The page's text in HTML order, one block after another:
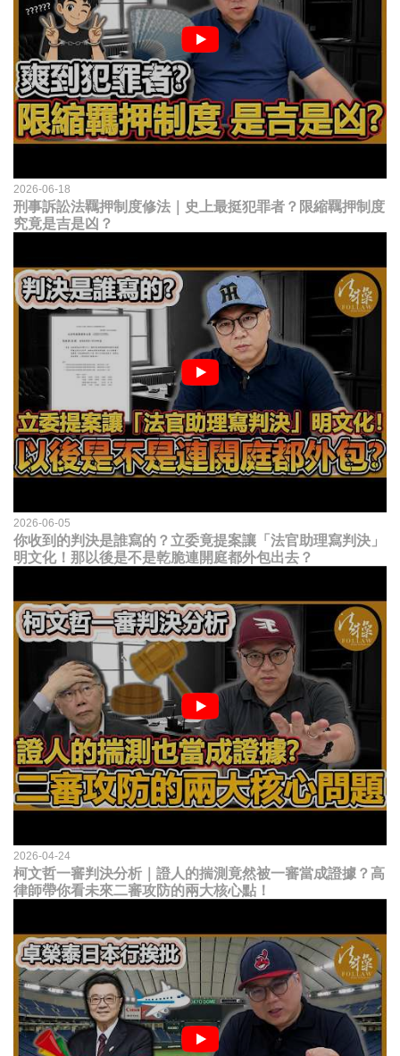
2026-06-18
刑事訴訟法羈押制度修法｜史上最挺犯罪者？限縮羈押制度
究竟是吉是凶？
2026-06-05
你收到的判決是誰寫的？立委竟提案讓「法官助理寫判決」
明文化！那以後是不是乾脆連開庭都外包出去？
2026-04-24
柯文哲一審判決分析｜證人的揣測竟然被一審當成證據？高
律師帶你看未來二審攻防的兩大核心點！